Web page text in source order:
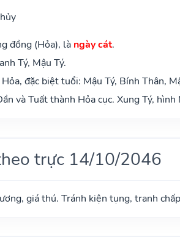
đồng (Hỏa), là ngày cát.
Tý, Mậu Tý.
đặc biệt tuổi: Mậu Tý, Bính Thân,
và Tuất thành Hỏa cục. Xung Tý,
trực 14/10/2046
giá thú. Tránh kiện tụng, tranh